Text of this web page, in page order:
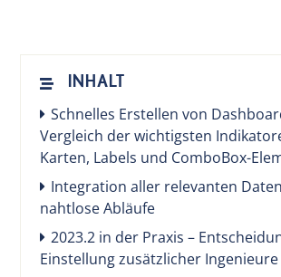
INHALT
Schnelles Erstellen von
Vergleich der wichtigsten
Karten, Labels und ComboBox-
Integration aller relevanten
nahtlose Abläufe
2023.2 in der Praxis –
Einstellung zusätzlicher Ingenieure